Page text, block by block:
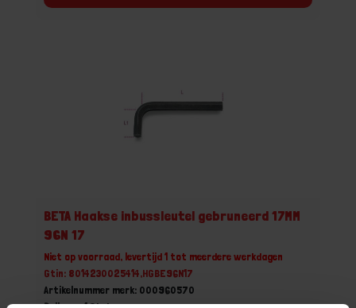
BETA Haakse inbussleutel gebruneerd 17MM
96N 17
Niet op voorraad, levertijd 1 tot meerdere werkdagen
Gtin: 8014230025414,HGBE96N17
Artikelnummer merk: 000960570